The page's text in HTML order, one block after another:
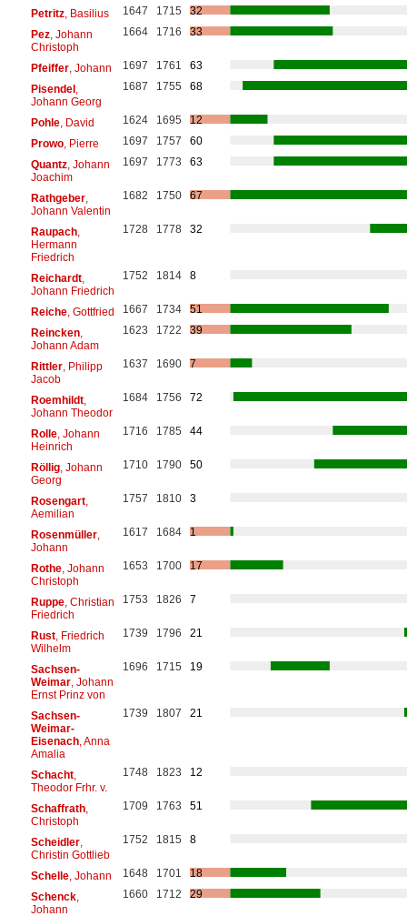
Petritz, Basilius 1647 1715
32
Pez, Johann
Christoph
1664 1716 33
Pfeiffer, Johann 1697 1761
63
Pisendel,
Johann Georg
1687 1755 68
Pohle, David 1624 1695
12
Prowo, Pierre 1697 1757
60
Quantz, Johann
Joachim
1697 1773 63
Rathgeber,
Johann Valentin
1682 1750 67
Raupach,
Hermann
Friedrich
1728 1778 32
Reichardt,
Johann Friedrich
1752 1814 8
Reiche, Gottfried 1667 1734
51
Reincken,
Johann Adam
1623 1722 39
Rittler, Philipp
Jacob
1637 1690 7
Roemhildt,
Johann Theodor
1684 1756 72
Rolle, Johann
Heinrich
1716 1785 44
Röllig, Johann
Georg
1710 1790 50
Rosengart,
Aemilian
1757 1810 3
Rosenmüller,
Johann
1617 1684 1
Rothe, Johann
Christoph
1653 1700 17
Ruppe, Christian
Friedrich
1753 1826 7
Rust, Friedrich
Wilhelm
1739 1796 21
Sachsen-
Weimar, Johann
Ernst Prinz von
1696 1715 19
Sachsen-
Weimar-
Eisenach, Anna
Amalia
1739 1807 21
Schacht,
Theodor Frhr. v.
1748 1823 12
Schaffrath,
Christoph
1709 1763 51
Scheidler,
Christin Gottlieb
1752 1815 8
Schelle, Johann 1648 1701
18
Schenck,
Johann
1660 1712 29